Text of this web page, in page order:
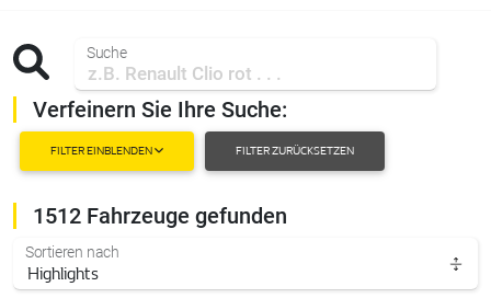
Suche
Verfeinern Sie Ihre Suche:
FILTER EINBLENDEN FILTER ZURÜCKSETZEN
1512 Fahrzeuge gefunden
Sortieren nach